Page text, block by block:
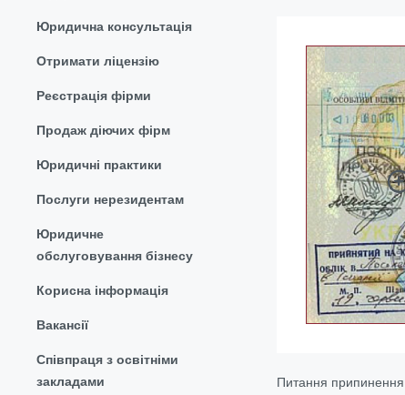
Юридична консультація
Отримати ліцензію
Реєстрація фірми
Продаж діючих фірм
Юридичні практики
Послуги нерезидентам
Юридичне
обслуговування бізнесу
Корисна інформація
Вакансії
Співпраця з освітніми
закладами
Питання припинення